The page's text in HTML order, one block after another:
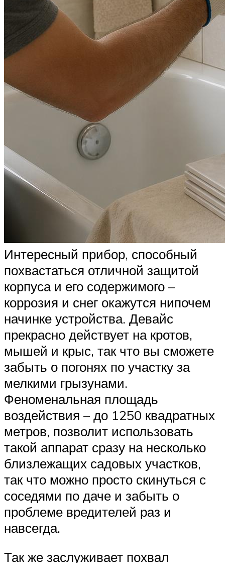
Интересный прибор, способный
похвастаться отличной защитой
корпуса и его содержимого –
коррозия и снег окажутся нипочем
начинке устройства. Девайс
прекрасно действует на кротов,
мышей и крыс, так что вы сможете
забыть о погонях по участку за
мелкими грызунами.
Феноменальная площадь
воздействия – до 1250 квадратных
метров, позволит использовать
такой аппарат сразу на несколько
близлежащих садовых участков,
так что можно просто скинуться с
соседями по даче и забыть о
проблеме вредителей раз и
навсегда.
Так же заслуживает похвал